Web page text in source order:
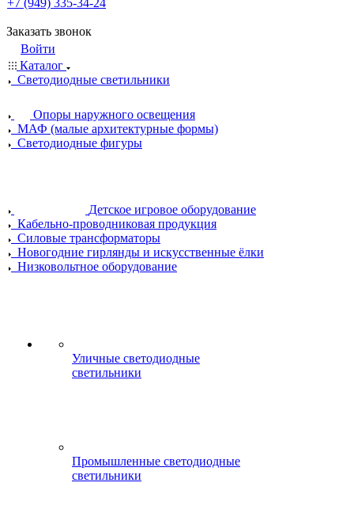
+7 (949) 335-34-24
Заказать звонок
Войти
Каталог
Светодиодные светильники
Опоры наружного освещения
МАФ (малые архитектурные формы)
Светодиодные фигуры
Детское игровое оборудование
Кабельно-проводниковая продукция
Силовые трансформаторы
Новогодние гирлянды и искусственные ёлки
Низковольтное оборудование
Уличные светодиодные
светильники
Промышленные светодиодные
светильники